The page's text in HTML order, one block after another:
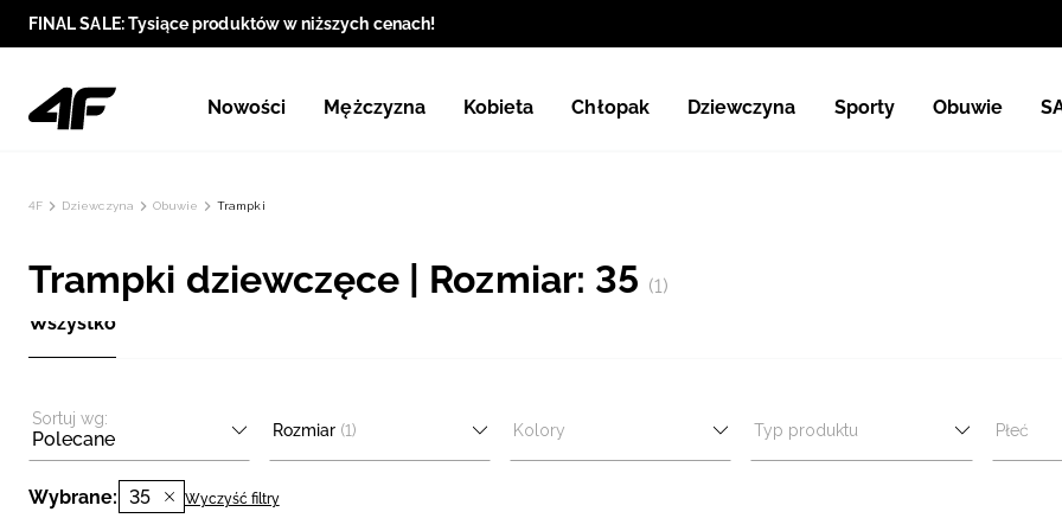
FINAL SALE: Tysiące produktów w niższych cenach!
Nowości Mężczyzna Kobieta Chłopak Dziewczyna Sporty Obuwie
4F Dziewczyna Obuwie Trampki
Trampki dziewczęce | Rozmiar: 35 (1)
Wszystko
Sortuj wg:
Polecane Rozmiar (1) Kolory Typ produktu Płeć
Wybrane: 35 Wyczyść filtry